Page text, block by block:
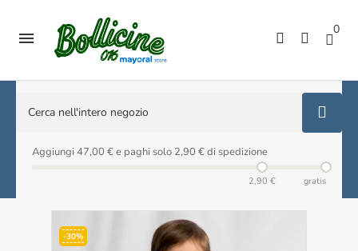
 0
Aggiungi 47,00 € e paghi solo 2,90 € di spedizione
2,90 € gratis
-30%